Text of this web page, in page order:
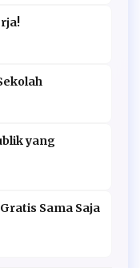
yang
Sama Saja